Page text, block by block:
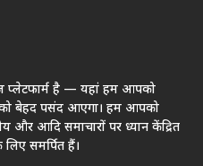
प्लेटफार्म है — यहां हम आपको
बेहद पसंद आएगा। हम आपको
और आदि समाचारों पर ध्यान केंद्रित
लिए समर्पित हैं।